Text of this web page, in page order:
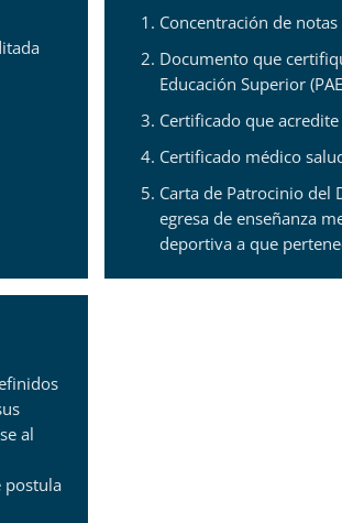
Concentración de
Documento que
Educación Superior
Certificado que
Certificado médico
Carta de Patrocinio del
egresa de enseñanza
deportiva a que
al
postula